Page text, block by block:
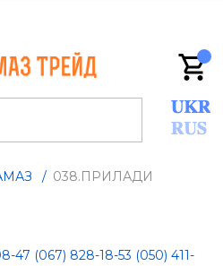
/ 038.ПРИЛАДИ
47 (067) 828-18-53 (050) 411-